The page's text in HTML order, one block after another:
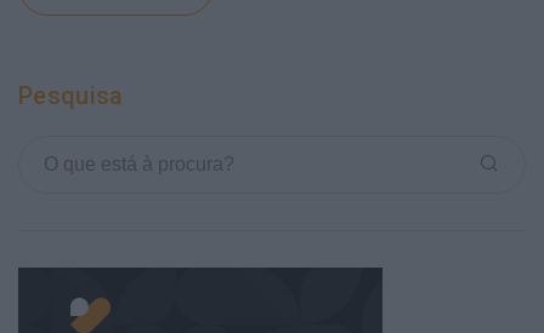
Pesquisa